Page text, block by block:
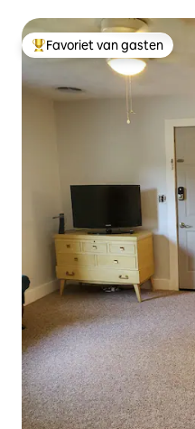
Topfavoriet van gasten
Favoriet van gasten